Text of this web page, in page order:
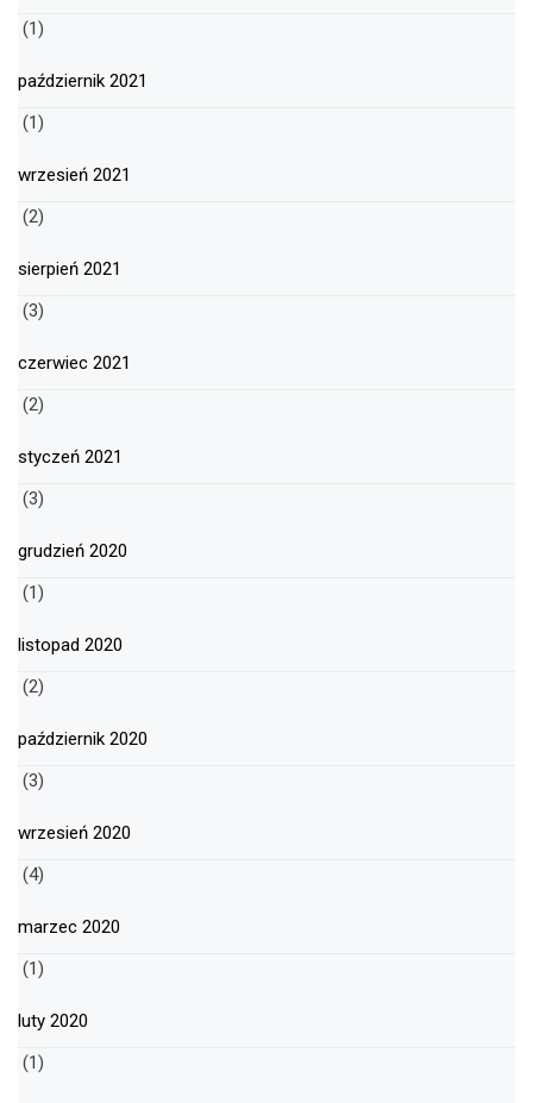
(1)
październik 2021
(1)
wrzesień 2021
(2)
sierpień 2021
(3)
czerwiec 2021
(2)
styczeń 2021
(3)
grudzień 2020
(1)
listopad 2020
(2)
październik 2020
(3)
wrzesień 2020
(4)
marzec 2020
(1)
luty 2020
(1)